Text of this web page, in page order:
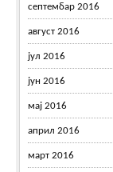
септембар 2016
август 2016
јул 2016
јун 2016
мај 2016
април 2016
март 2016